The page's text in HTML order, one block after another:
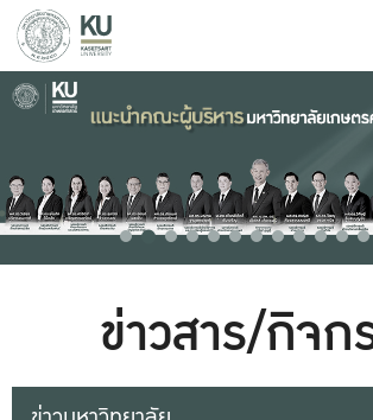
ข่าวสาร/กิจก